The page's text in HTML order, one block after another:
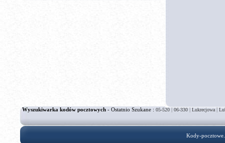
Wyszukiwarka kodów pocztowych - Ostatnio Szukane : 05-520|06-330|Lukrecjowa|
Kody-